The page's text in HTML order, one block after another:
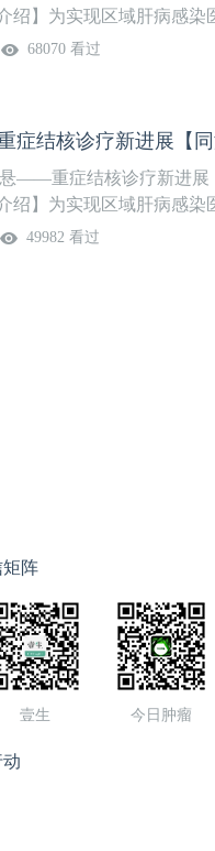
绍】为实现区域肝病感
同济医学院附属同济医
68070 看过
悬——重症结核诊疗新进展
绍】为实现区域肝病感
同济医学院附属同济医
49982 看过
阵
壹生 今日肿瘤